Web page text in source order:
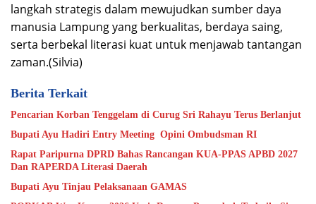
langkah strategis dalam mewujudkan sumber daya
manusia Lampung yang berkualitas, berdaya saing,
serta berbekal literasi kuat untuk menjawab tantangan
zaman.(Silvia)
Berita Terkait
Pencarian Korban Tenggelam di Curug Sri Rahayu Terus Berlanjut
Bupati Ayu Hadiri Entry Meeting Opini Ombudsman RI
Rapat Paripurna DPRD Bahas Rancangan KUA-PPAS APBD 2027
Dan RAPERDA Literasi Daerah
Bupati Ayu Tinjau Pelaksanaan GAMAS